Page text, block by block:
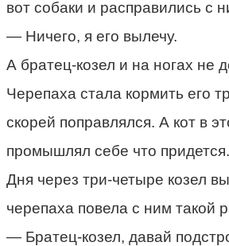
вот собаки и расправились с
— Ничего, я его вылечу.
А братец-козел и на ногах не
Черепаха стала кормить его
скорей поправлялся. А кот в
промышлял себе что придется.
Дня через три-четыре козел
черепаха повела с ним такой
— Братец-козел, давай